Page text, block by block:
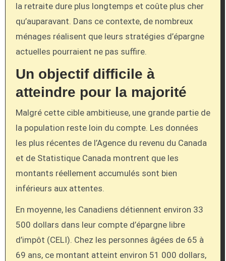
la retraite dure plus longtemps et coûte plus cher
qu’auparavant. Dans ce contexte, de nombreux
ménages réalisent que leurs stratégies d’épargne
actuelles pourraient ne pas suffire.
Un objectif difficile à
atteindre pour la majorité
Malgré cette cible ambitieuse, une grande partie de
la population reste loin du compte. Les données
les plus récentes de l’Agence du revenu du Canada
et de Statistique Canada montrent que les
montants réellement accumulés sont bien
inférieurs aux attentes.
En moyenne, les Canadiens détiennent environ 33
500 dollars dans leur compte d’épargne libre
d’impôt (CELI). Chez les personnes âgées de 65 à
69 ans, ce montant atteint environ 51 000 dollars,